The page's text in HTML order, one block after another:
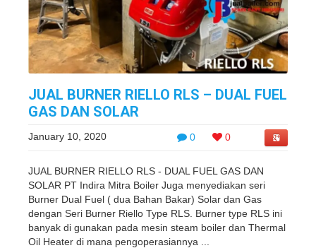
JUAL BURNER RIELLO RLS – DUAL FUEL
GAS DAN SOLAR
0 0
January 10, 2020
JUAL BURNER RIELLO RLS - DUAL FUEL GAS DAN
SOLAR PT Indira Mitra Boiler Juga menyediakan seri
Burner Dual Fuel ( dua Bahan Bakar) Solar dan Gas
dengan Seri Burner Riello Type RLS. Burner type RLS ini
banyak di gunakan pada mesin steam boiler dan Thermal
Oil Heater di mana pengoperasiannya ...